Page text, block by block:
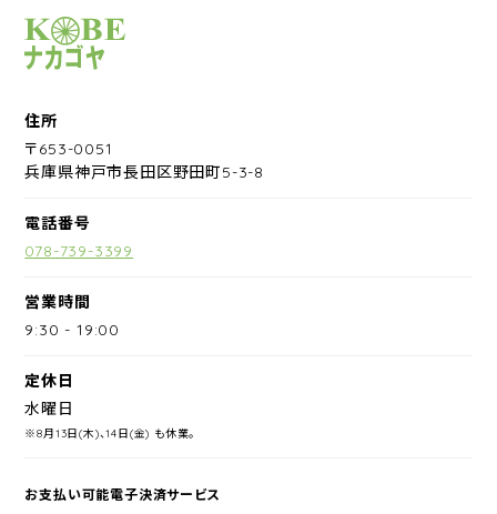
サイクルショップナカゴヤ
住所
〒653-0051
兵庫県神戸市長田区野田町5-3-8
電話番号
078-739-3399
営業時間
9:30 -19:00
定休日
水曜日
※8月13日(木)、14日(金) も休業。
お支払い可能電子決済サービス